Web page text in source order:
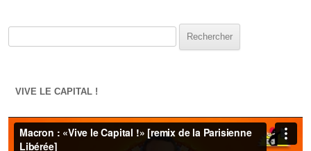
VIVE LE CAPITAL !
Lecteur
vidéo